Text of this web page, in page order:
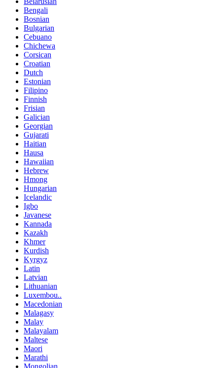
Bengali
Bosnian
Bulgarian
Cebuano
Chichewa
Corsican
Croatian
Dutch
Estonian
Filipino
Finnish
Frisian
Galician
Georgian
Gujarati
Haitian
Hausa
Hawaiian
Hebrew
Hmong
Hungarian
Icelandic
Igbo
Javanese
Kannada
Kazakh
Khmer
Kurdish
Kyrgyz
Latin
Latvian
Lithuanian
Luxembou..
Macedonian
Malagasy
Malay
Malayalam
Maltese
Maori
Marathi